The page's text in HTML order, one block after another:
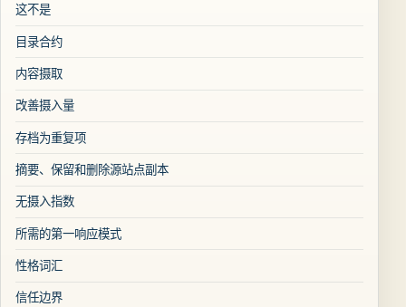
这不是
目录合约
内容摄取
改善摄入量
存档为重复项
摘要、保留和删除源站点副本
无摄入指数
所需的第一响应模式
性格词汇
信任边界